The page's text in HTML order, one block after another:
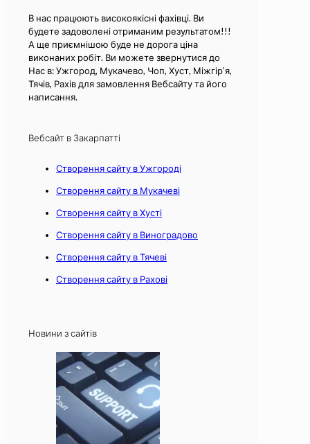
В нас працюють високоякісні фахівці. Ви
будете задоволені отриманим результатом!!!
А ще приємнішою буде не дорога ціна
виконаних робіт. Ви можете звернутися до
Нас в: Ужгород, Мукачево, Чоп, Хуст, Міжгір’я,
Тячів, Рахів для замовлення Вебсайту та його
написання.
Вебсайт в Закарпатті
Створення сайту в Ужгороді
Створення сайту в Мукачеві
Створення сайту в Хусті
Створення сайту в Виноградово
Створення сайту в Тячеві
Створення сайту в Рахові
Новини з сайтів